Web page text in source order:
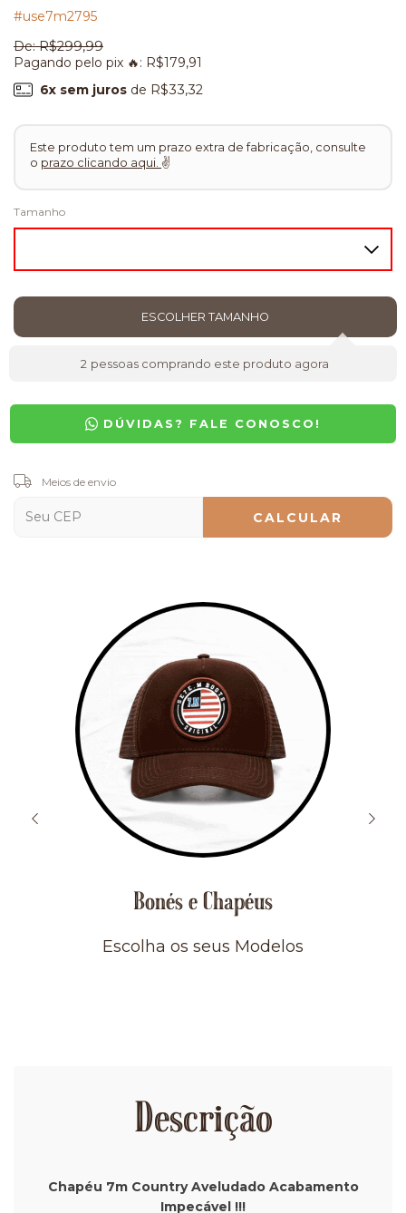
#use7m2795
De:R$299,99
Pagando pelo pix 🔥: R$179,91
6x sem jurosde R$33,32
Este produto tem um prazo extra de fabricação, consulte
o prazo clicando aqui. ✌
Tamanho
2 pessoas comprando este produto agora
DÚVIDAS? FALE CONOSCO!
Entregas para o CEP:
Meios de envio
CALCULAR
Bonés e Chapéus
Escolha os seus Modelos
Descrição
Chapéu 7m Country Aveludado Acabamento
Impecável !!!